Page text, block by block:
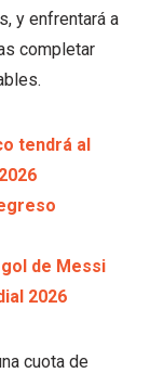
y enfrentará a
completar
tendrá al
de Messi
2026
cuota de